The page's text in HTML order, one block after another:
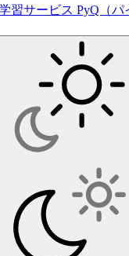
習サービス PyQ（